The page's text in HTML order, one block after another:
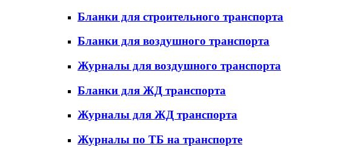
Бланки для строительного транспорта
Бланки для воздушного транспорта
Журналы для воздушного транспорта
Бланки для ЖД транспорта
Журналы для ЖД транспорта
Журналы по ТБ на транспорте